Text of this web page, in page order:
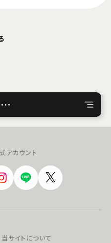
…
カウント
当サイトについて